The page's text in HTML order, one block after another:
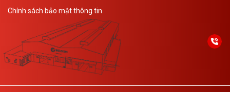
Chính sách bảo mật thông tin